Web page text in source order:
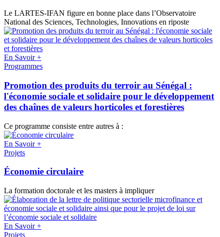
Le LARTES-IFAN figure en bonne place dans l’Observatoire
National des Sciences, Technologies, Innovations en riposte
En Savoir +
Programmes
Promotion des produits du terroir au Sénégal :
l'économie sociale et solidaire pour le développement
des chaînes de valeurs horticoles et forestières
Ce programme consiste entre autres à :
En Savoir +
Projets
Économie circulaire
La formation doctorale et les masters à impliquer
En Savoir +
Projets